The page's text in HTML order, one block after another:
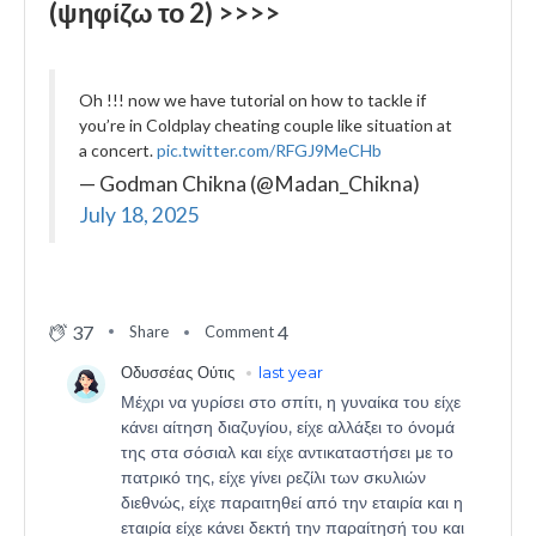
(ψηφίζω το 2) >>>>
Oh !!! now we have tutorial on how to tackle if
you’re in Coldplay cheating couple like situation at
a concert.pic.twitter.com/RFGJ9MeCHb
— Godman Chikna (@Madan_Chikna)
July 18, 2025
37 Share Comment4